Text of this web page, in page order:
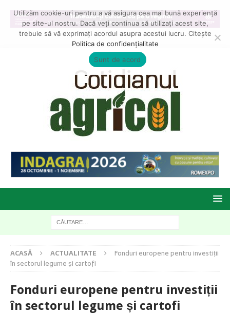
ACASĂ ACTUALITATE
Fonduri europene pentru investiții
în sectorul legume și cartofi
Fonduri europene pentru investiții
în sectorul legume și cartofi
Utilizăm cookie-uri pentru a vă asigura cea mai bună experiență
pe site-ul nostru. Dacă veți continua să utilizați acest site,
trebuie să vă exprimați acordul asupra acestui lucru. Citește
Politica de confidențialitate
Sunt de acord